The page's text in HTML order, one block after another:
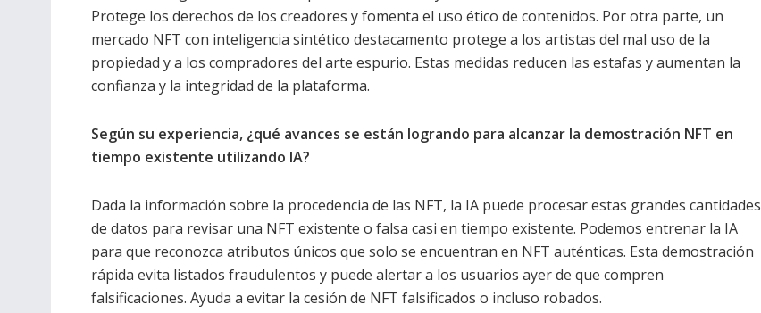
Protege los derechos de los creadores y fomenta el uso ético de contenidos. Por otra parte, un
mercado NFT con inteligencia sintético destacamento protege a los artistas del mal uso de la
propiedad y a los compradores del arte espurio. Estas medidas reducen las estafas y aumentan la
confianza y la integridad de la plataforma.
Según su experiencia, ¿qué avances se están logrando para alcanzar la demostración NFT en
tiempo existente utilizando IA?
Dada la información sobre la procedencia de las NFT, la IA puede procesar estas grandes cantidades
de datos para revisar una NFT existente o falsa casi en tiempo existente. Podemos entrenar la IA
para que reconozca atributos únicos que solo se encuentran en NFT auténticas. Esta demostración
rápida evita listados fraudulentos y puede alertar a los usuarios ayer de que compren
falsificaciones. Ayuda a evitar la cesión de NFT falsificados o incluso robados.